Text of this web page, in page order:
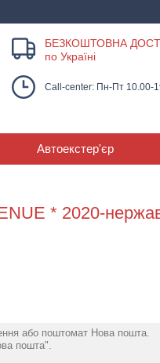
БЕЗКОШТОВНА
по Україні
Call-center: Пн-Пт 10.00-
Автоекстер'єр
* 2020-
або поштомат Нова пошта.
пошта".